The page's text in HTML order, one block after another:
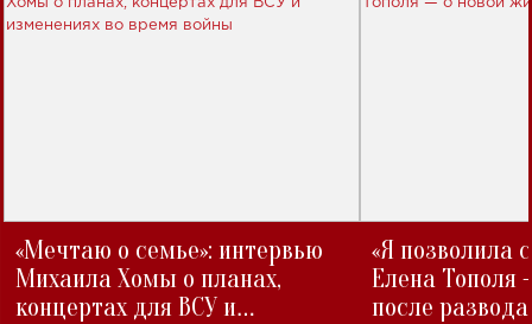
«Мечтаю о семье»: интервью
Михаила Хомы о планах,
концертах для ВСУ и
«Я позволила
Елена Тополя
после развода